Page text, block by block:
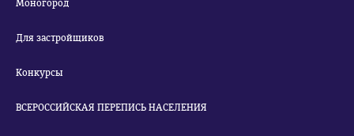
Моногород
Для застройщиков
Конкурсы
ВСЕРОССИЙСКАЯ ПЕРЕПИСЬ НАСЕЛЕНИЯ